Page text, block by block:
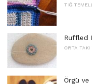
TIĞ
Ruffled
ORTA TAKI
Örgü ve